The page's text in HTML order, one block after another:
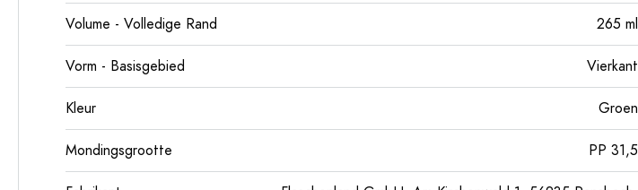
Volume - Volledige Rand 265 ml
Vorm - Basisgebied Vierkant
Kleur Groen
Mondingsgrootte PP 31,5